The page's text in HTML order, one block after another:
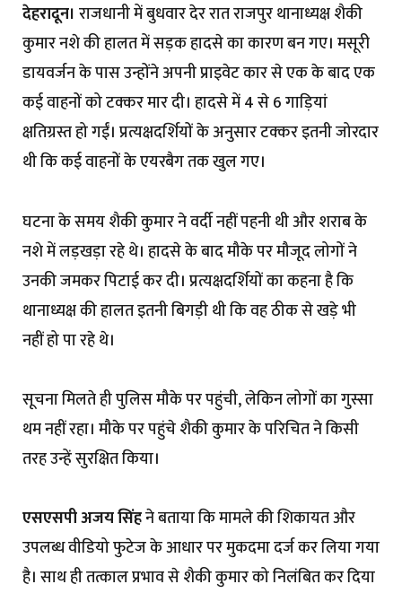
देहरादून। राजधानी में बुधवार देर रात राजपुर थानाध्यक्ष शैकी
कुमार नशे की हालत में सड़क हादसे का कारण बन गए। मसूरी
डायवर्जन के पास उन्होंने अपनी प्राइवेट कार से एक के बाद एक
कई वाहनों को टक्कर मार दी। हादसे में 4 से 6 गाड़ियां
क्षतिग्रस्त हो गईं। प्रत्यक्षदर्शियों के अनुसार टक्कर इतनी जोरदार
थी कि कई वाहनों के एयरबैग तक खुल गए।
घटना के समय शैकी कुमार ने वर्दी नहीं पहनी थी और शराब के
नशे में लड़खड़ा रहे थे। हादसे के बाद मौके पर मौजूद लोगों ने
उनकी जमकर पिटाई कर दी। प्रत्यक्षदर्शियों का कहना है कि
थानाध्यक्ष की हालत इतनी बिगड़ी थी कि वह ठीक से खड़े भी
नहीं हो पा रहे थे।
सूचना मिलते ही पुलिस मौके पर पहुंची, लेकिन लोगों का गुस्सा
थम नहीं रहा। मौके पर पहुंचे शैकी कुमार के परिचित ने किसी
तरह उन्हें सुरक्षित किया।
एसएसपी अजय सिंहने बताया कि मामले की शिकायत और
उपलब्ध वीडियो फुटेज के आधार पर मुकदमा दर्ज कर लिया गया
है। साथ ही तत्काल प्रभाव से शैकी कुमार को निलंबित कर दिया